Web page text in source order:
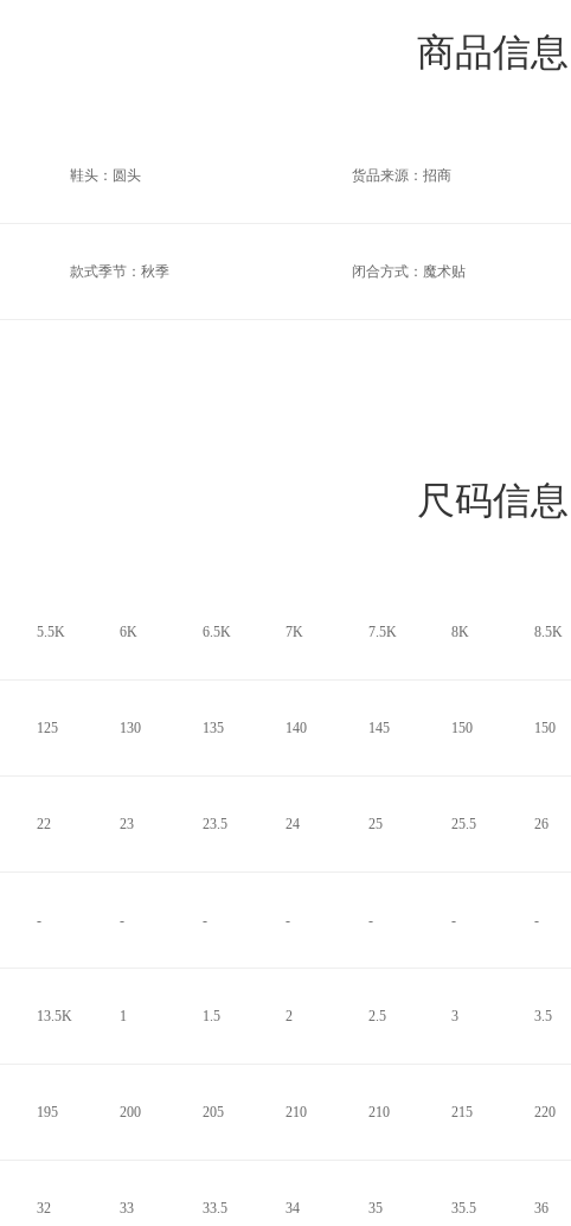
商品信息
鞋头：圆头 货品来源：招商
款式季节：秋季 闭合方式：魔术贴
尺码信息
5.5K 6K 6.5K 7K 7.5K 8K 8.5K
125 130 135 140 145 150 150
22 23 23.5 24 25 25.5 26
- - - - - - -
13.5K 1 1.5 2 2.5 3 3.5
195 200 205 210 210 215 220
32 33 33.5 34 35 35.5 36